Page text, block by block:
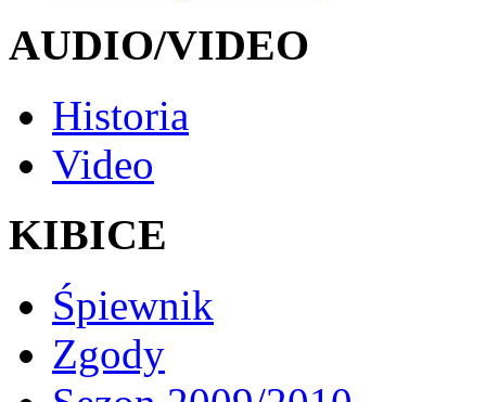
AUDIO/VIDEO
Historia
Video
KIBICE
Śpiewnik
Zgody